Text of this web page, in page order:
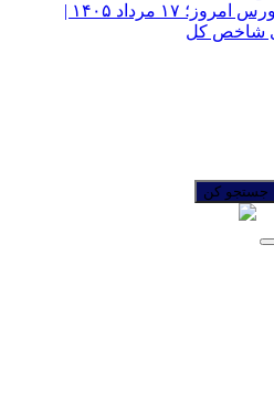
پایان معاملات در بازار بورس امروز؛ ۱۷ مرداد ۱۴۰۵ |
جستجو کن